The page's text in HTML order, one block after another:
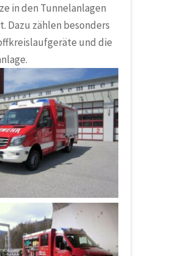
in den Tunnelanlagen
Dazu zählen besonders
und die